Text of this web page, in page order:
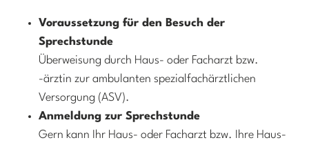
Voraussetzung für den Besuch der
Sprechstunde
Überweisung durch Haus- oder Facharzt bzw.
-ärztin zur ambulanten spezialfachärztlichen
Versorgung (ASV).
Anmeldung zur Sprechstunde
Gern kann Ihr Haus- oder Facharzt bzw. Ihre Haus-